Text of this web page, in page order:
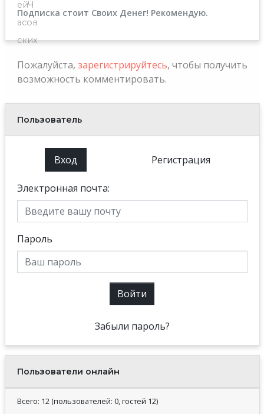
Подписка стоит Своих Денег! Рекомендую.
Пожалуйста, зарегистрируйтесь, чтобы получить
возможность комментировать.
Пользователь
Вход Регистрация
Электронная почта:
Пароль
Войти
Забыли пароль?
Пользователи онлайн
Всего: 12 (пользователей: 0, гостей 12)